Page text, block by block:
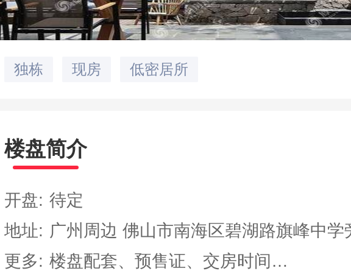
独栋 现房 低密居所
楼盘简介
开盘: 待定
地址: 广州周边 佛山市南海区碧湖路旗峰中学
更多: 楼盘配套、预售证、交房时间…